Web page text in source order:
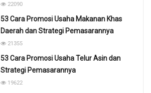
22090
53 Cara Promosi Usaha Makanan Khas
Daerah dan Strategi Pemasarannya
21355
53 Cara Promosi Usaha Telur Asin dan
Strategi Pemasarannya
19622